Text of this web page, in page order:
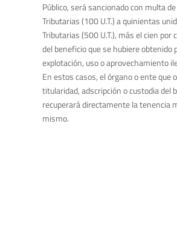
Público, será sancionado con multa
Tributarias (100 U.T.) a quinientas
Tributarias (500 U.T.), más el cien por
del beneficio que se hubiere obtenido
explotación, uso o aprovechamiento
En estos casos, el órgano o ente que
titularidad, adscripción o custodia del
recuperará directamente la tenencia
mismo.